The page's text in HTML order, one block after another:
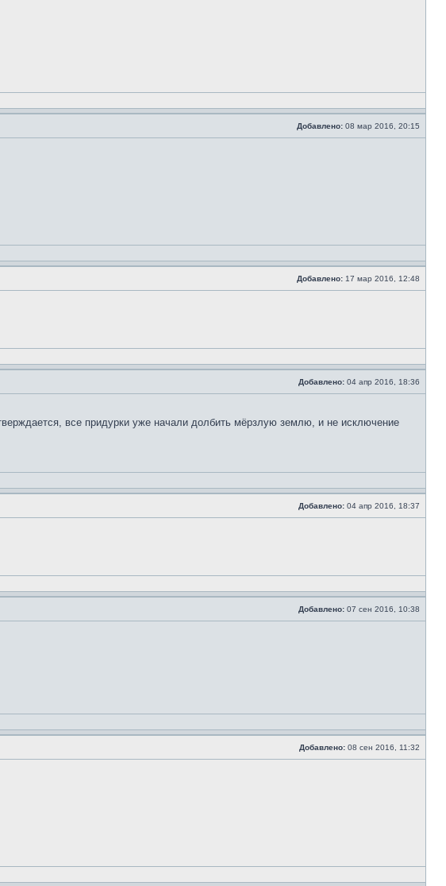
Добавлено: 08 мар 2016, 20:15
Добавлено: 17 мар 2016, 12:48
Добавлено: 04 апр 2016, 18:36
все придурки уже начали долбить мёрзлую землю, и не исключение
Добавлено: 04 апр 2016, 18:37
Добавлено: 07 сен 2016, 10:38
Добавлено: 08 сен 2016, 11:32